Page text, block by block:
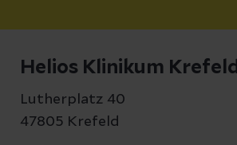
Helios Klinikum Krefeld
Lutherplatz 40
47805 Krefeld